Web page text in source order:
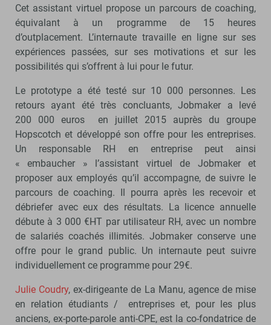
Cet assistant virtuel propose un parcours de coaching,
équivalant à un programme de 15 heures
d’outplacement. L’internaute travaille en ligne sur ses
expériences passées, sur ses motivations et sur les
possibilités qui s’offrent à lui pour le futur.
Le prototype a été testé sur 10 000 personnes. Les
retours ayant été très concluants, Jobmaker a levé
200 000 euros en juillet 2015 auprès du groupe
Hopscotch et développé son offre pour les entreprises.
Un responsable RH en entreprise peut ainsi
« embaucher » l’assistant virtuel de Jobmaker et
proposer aux employés qu’il accompagne, de suivre le
parcours de coaching. Il pourra après les recevoir et
débriefer avec eux des résultats. La licence annuelle
débute à 3 000 €HT par utilisateur RH, avec un nombre
de salariés coachés illimités. Jobmaker conserve une
offre pour le grand public. Un internaute peut suivre
individuellement ce programme pour 29€.
Julie Coudry, ex-dirigeante de La Manu, agence de mise
en relation étudiants / entreprises et, pour les plus
anciens, ex-porte-parole anti-CPE, est la co-fondatrice de